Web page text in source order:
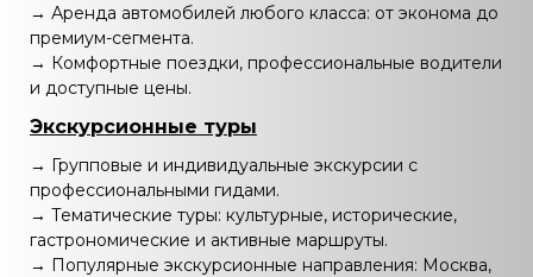
→ Аренда автомобилей любого класса: от эконома до
премиум-сегмента.
→ Комфортные поездки, профессиональные водители
и доступные цены.
Экскурсионные туры
→ Групповые и индивидуальные экскурсии с
профессиональными гидами.
→ Тематические туры: культурные, исторические,
гастрономические и активные маршруты.
→ Популярные экскурсионные направления: Москва,